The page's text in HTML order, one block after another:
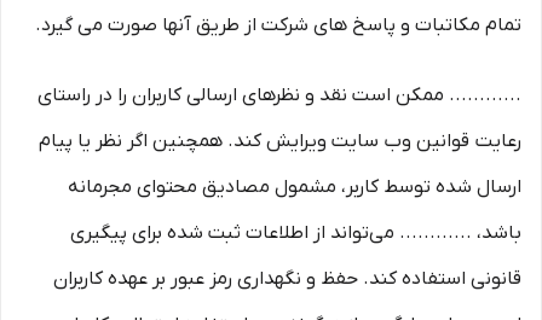
تمام مکاتبات و پاسخ های شرکت از طریق آنها صورت می گیرد.
............ ممکن است نقد و نظرهای ارسالی کاربران را در راستای
رعایت قوانین وب سایت ویرایش کند. همچنین اگر نظر یا پیام
ارسال شده توسط کاربر، مشمول مصادیق محتوای مجرمانه
باشد، ............ می‌تواند از اطلاعات ثبت شده برای پیگیری
قانونی استفاده کند. حفظ و نگهداری رمز عبور بر عهده کاربران